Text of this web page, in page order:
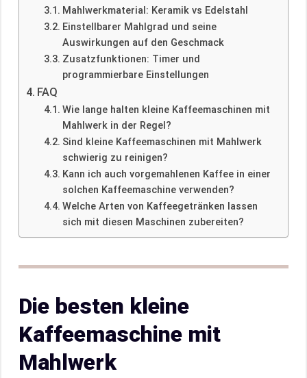
Mahlwerkmaterial: Keramik vs Edelstahl
Einstellbarer Mahlgrad und seine
Auswirkungen auf den Geschmack
Zusatzfunktionen: Timer und
programmierbare Einstellungen
FAQ
Wie lange halten kleine Kaffeemaschinen mit
Mahlwerk in der Regel?
Sind kleine Kaffeemaschinen mit Mahlwerk
schwierig zu reinigen?
Kann ich auch vorgemahlenen Kaffee in einer
solchen Kaffeemaschine verwenden?
Welche Arten von Kaffeegetränken lassen
sich mit diesen Maschinen zubereiten?
Die besten kleine
Kaffeemaschine mit
Mahlwerk